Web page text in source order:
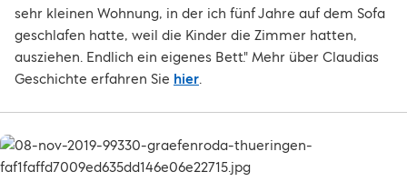
sehr kleinen Wohnung, in der ich fünf Jahre auf dem Sofa
geschlafen hatte, weil die Kinder die Zimmer hatten,
ausziehen. Endlich ein eigenes Bett." Mehr über Claudias
Geschichte erfahren Sie hier.